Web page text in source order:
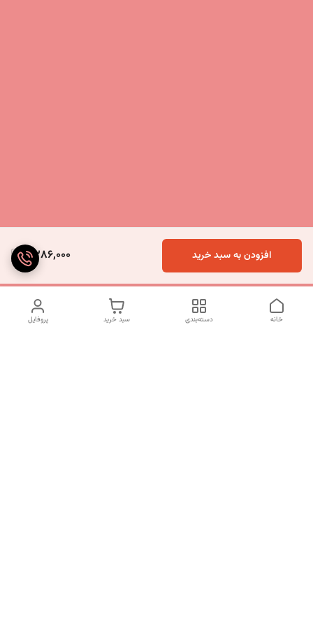
2,286,000 افزودن به سبد خرید
پروفایل سبد خرید دسته‌بندی خانه